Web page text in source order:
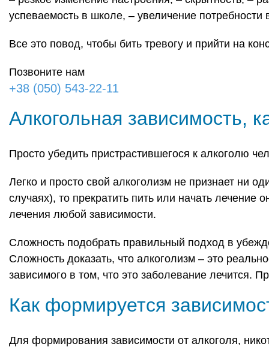
успеваемость в школе, – увеличение потребности
Все это повод, чтобы бить тревогу и прийти на
Позвоните нам
+38 (050) 543-22-11
Алкогольная зависимость,
Просто убедить пристрастившегося к алкоголю
Легко и просто свой алкоголизм не признает ни
случаях), то прекратить пить или начать лечение
лечения любой зависимости.
Сложность подобрать правильный подход в
Сложность доказать, что алкоголизм – это
зависимого в том, что это заболевание лечится.
Как формируется
Для формирования зависимости от алкоголя,